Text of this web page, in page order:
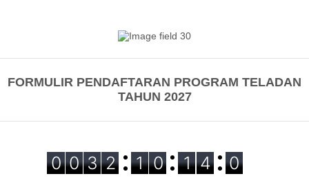
FORMULIR PENDAFTARAN PROGRAM TELADAN
TAHUN 2027